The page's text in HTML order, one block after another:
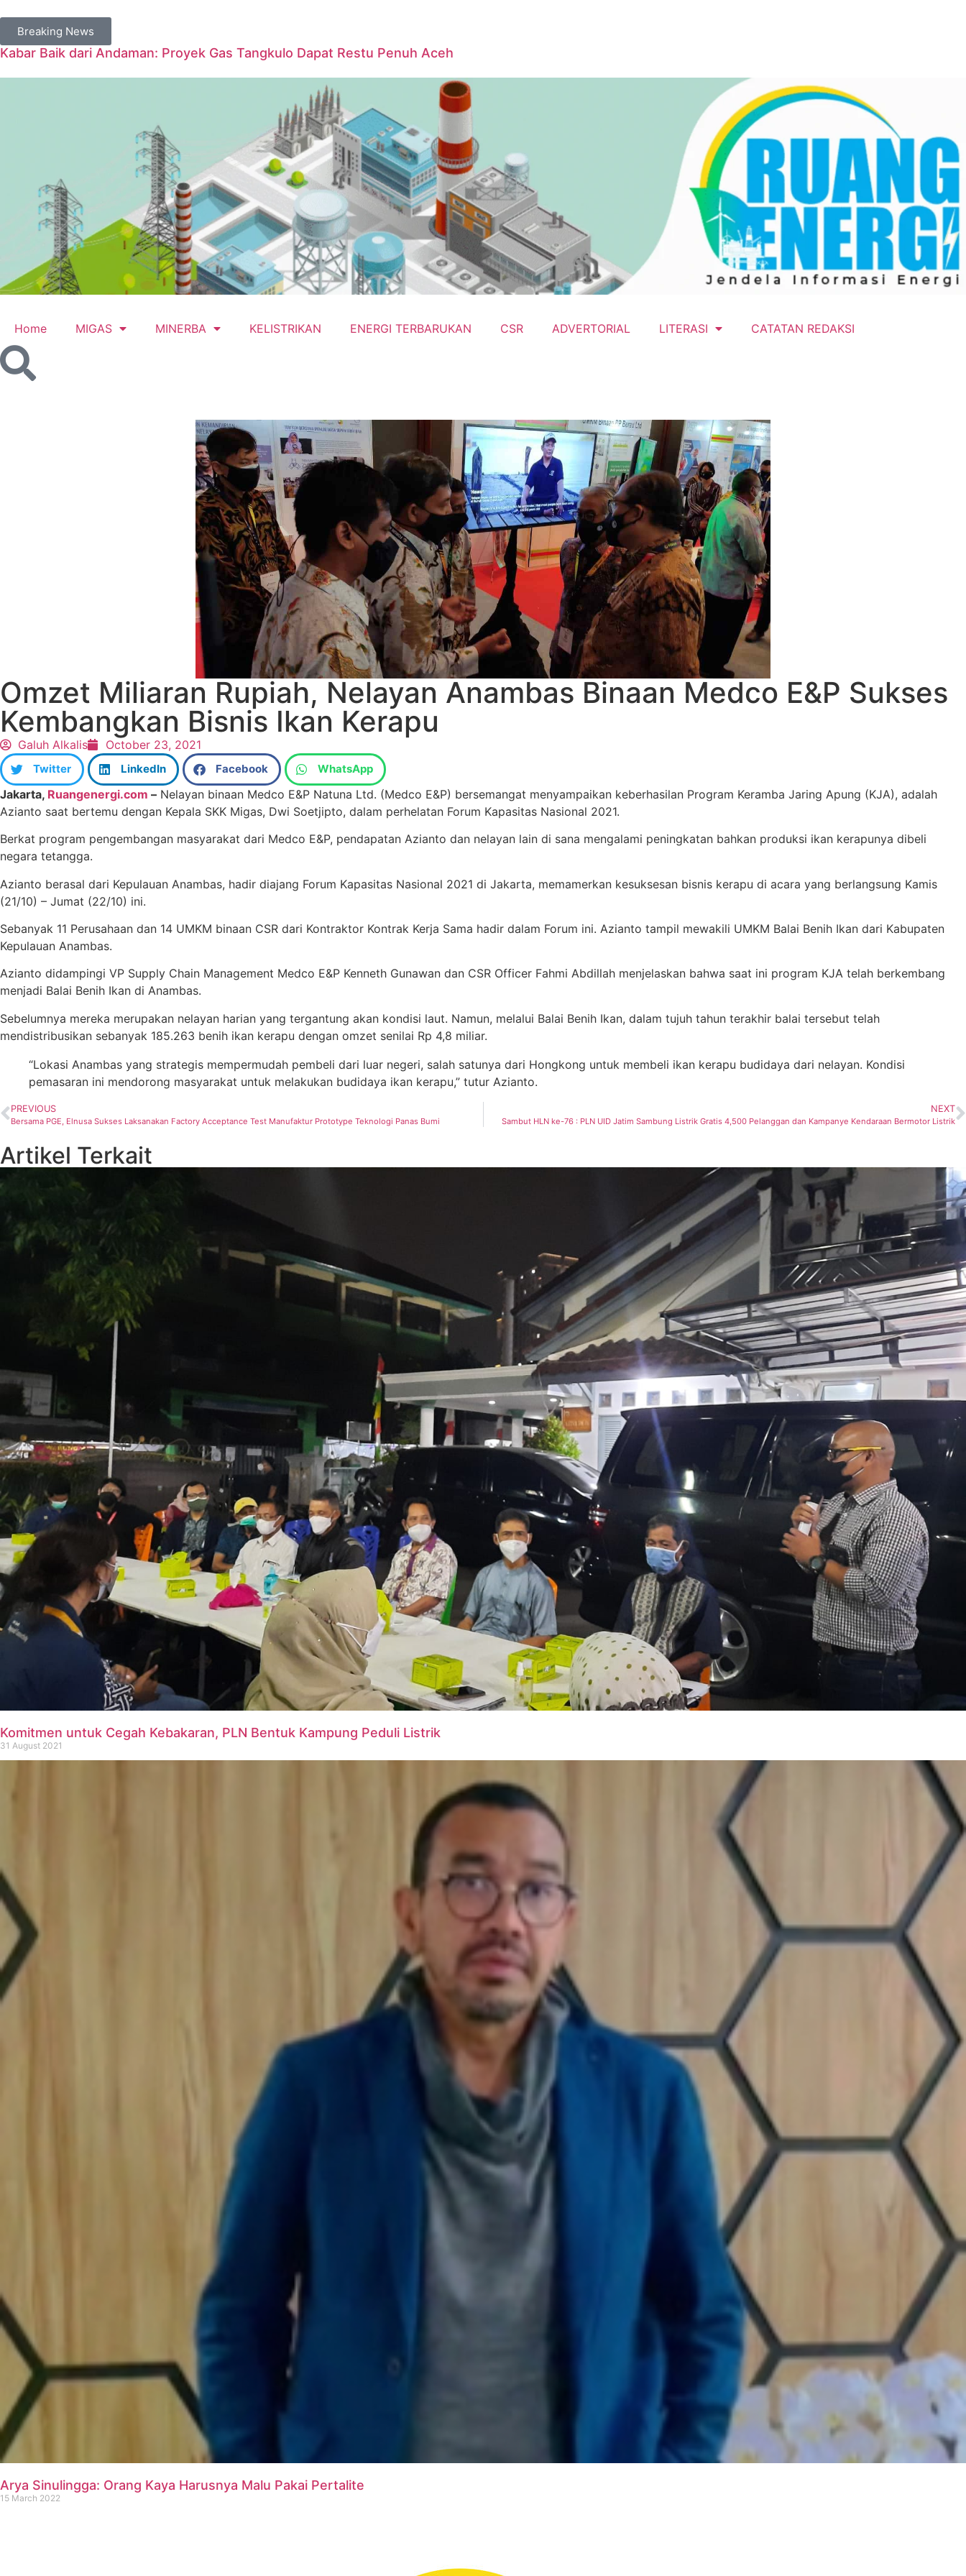
Breaking News
Kabar Baik dari Andaman: Proyek Gas Tangkulo Dapat Restu Penuh Aceh
Home MIGAS MINERBA KELISTRIKAN ENERGI TERBARUKAN CSR ADVERTORIAL LITERASI CATATAN REDAKSI
Omzet Miliaran Rupiah, Nelayan Anambas Binaan Medco E&P Sukses
Kembangkan Bisnis Ikan Kerapu
Galuh Alkalis October 23, 2021
Twitter LinkedIn Facebook WhatsApp
Jakarta, Ruangenergi.com – Nelayan binaan Medco E&P Natuna Ltd. (Medco E&P) bersemangat menyampaikan keberhasilan Program Keramba Jaring Apung (KJA), adalah
Azianto saat bertemu dengan Kepala SKK Migas, Dwi Soetjipto, dalam perhelatan Forum Kapasitas Nasional 2021.
Berkat program pengembangan masyarakat dari Medco E&P, pendapatan Azianto dan nelayan lain di sana mengalami peningkatan bahkan produksi ikan kerapunya dibeli
negara tetangga.
Azianto berasal dari Kepulauan Anambas, hadir diajang Forum Kapasitas Nasional 2021 di Jakarta, memamerkan kesuksesan bisnis kerapu di acara yang berlangsung Kamis
(21/10) – Jumat (22/10) ini.
Sebanyak 11 Perusahaan dan 14 UMKM binaan CSR dari Kontraktor Kontrak Kerja Sama hadir dalam Forum ini. Azianto tampil mewakili UMKM Balai Benih Ikan dari Kabupaten
Kepulauan Anambas.
Azianto didampingi VP Supply Chain Management Medco E&P Kenneth Gunawan dan CSR Officer Fahmi Abdillah menjelaskan bahwa saat ini program KJA telah berkembang
menjadi Balai Benih Ikan di Anambas.
Sebelumnya mereka merupakan nelayan harian yang tergantung akan kondisi laut. Namun, melalui Balai Benih Ikan, dalam tujuh tahun terakhir balai tersebut telah
mendistribusikan sebanyak 185.263 benih ikan kerapu dengan omzet senilai Rp 4,8 miliar.
“Lokasi Anambas yang strategis mempermudah pembeli dari luar negeri, salah satunya dari Hongkong untuk membeli ikan kerapu budidaya dari nelayan. Kondisi
pemasaran ini mendorong masyarakat untuk melakukan budidaya ikan kerapu,” tutur Azianto.
PREVIOUS
Bersama PGE, Elnusa Sukses Laksanakan Factory Acceptance Test Manufaktur Prototype Teknologi Panas Bumi
NEXT
Sambut HLN ke-76 : PLN UID Jatim Sambung Listrik Gratis 4,500 Pelanggan dan Kampanye Kendaraan Bermotor Listrik
Artikel Terkait
Komitmen untuk Cegah Kebakaran, PLN Bentuk Kampung Peduli Listrik
31 August 2021
Arya Sinulingga: Orang Kaya Harusnya Malu Pakai Pertalite
15 March 2022